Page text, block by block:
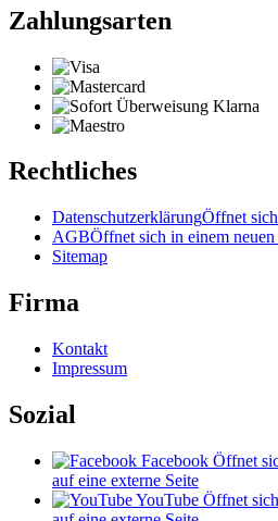
Zahlungsarten
Rechtliches
DatenschutzerklärungÖffnet
AGBÖffnet sich in einem neuen
Sitemap
Firma
Kontakt
Impressum
Sozial
Facebook Öffnet
auf eine externe Seite
YouTube Öffnet